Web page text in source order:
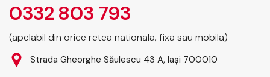
0332 803 793
(apelabil din orice retea nationala, fixa sau mobila)
Strada Gheorghe Săulescu 43 A, Iași 700010